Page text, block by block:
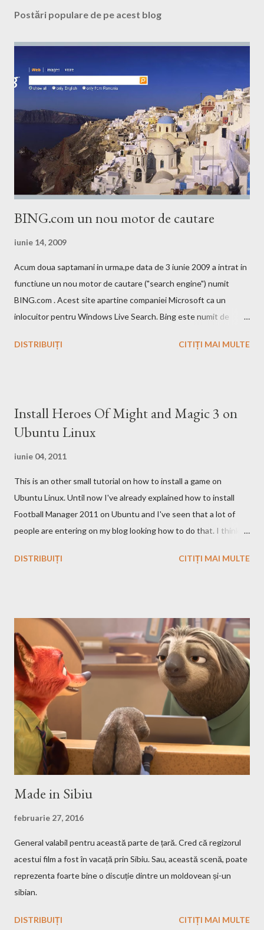
Postări populare de pe acest blog
BING.com un nou motor de cautare
iunie 14, 2009
Acum doua saptamani in urma,pe data de 3 iunie 2009 a intrat in
functiune un nou motor de cautare ("search engine") numit
BING.com . Acest site apartine companiei Microsoft ca un
inlocuitor pentru Windows Live Search. Bing este numit de
Bing da si un mic exemplu cum poti sa castigi bani de pe urma
care face acest lucru. Ramane la decizia voastra ce motor de
cautare sa folositi!
DISTRIBUIȚI CITIȚI MAI MULTE
Install Heroes Of Might and Magic 3 on
Ubuntu Linux
iunie 04, 2011
This is an other small tutorial on how to install a game on
Ubuntu Linux. Until now I've already explained how to install
Football Manager 2011 on Ubuntu and I've seen that a lot of
people are entering on my blog looking how to do that. I think
the story and the game play is calling you to play it also in Linux,
definitively sure that you'll find a site from which to download
the game files ;). Installation After downloading the game you
have to install it. If the *.iso file is compressed in a *.bz2 file you
have to uncompressed it. After that write in the Terminal this,
after you go with cd command in the folder where the iso file is:
sudo mount -t iso9660 -o loop HMM3-Linux.iso /mnt/fakecd ...
DISTRIBUIȚI CITIȚI MAI MULTE
Made in Sibiu
februarie 27, 2016
General valabil pentru această parte de țară. Cred că regizorul
acestui film a fost în vacață prin Sibiu. Sau, această scenă, poate
reprezenta foarte bine o discuție dintre un moldovean și-un
sibian.
DISTRIBUIȚI CITIȚI MAI MULTE